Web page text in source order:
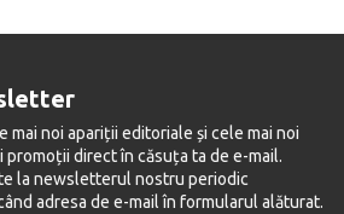
mai noi apariții editoriale și cele mai noi
promoții direct în căsuța ta de e-mail.
la newsletterul nostru periodic
adresa de e-mail în formularul alăturat.